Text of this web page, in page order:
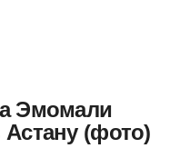
Эмомали
(фото)